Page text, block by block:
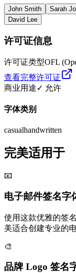
John Smith Sarah
David Lee
许可证信息
许可证类型OFL
查看完整许可证
商业用途✓ 允许
字体类别
casualhandwritten
完美适用于
📧
电子邮件签名字
使用这款优雅的签
美适合创建专业的
🎨
品牌 Logo 签名